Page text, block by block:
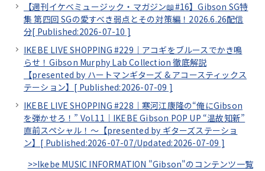
【週刊イケベミュージック・マガジン📖#16】Gibson SG特
集 第四回 SGの愛すべき弱点とその対策編！2026.6.26配信
分[ Published:2026-07-10 ]
IKEBE LIVE SHOPPING #229｜アコギをブルースでかき鳴
らせ！Gibson Murphy Lab Collection 徹底解説
【presented by ハートマンギターズ & アコースティックス
テーション】[ Published:2026-07-09 ]
IKEBE LIVE SHOPPING #228｜寒河江康隆の“俺にGibson
を弾かせろ！” Vol.11｜IKEBE Gibson POP UP “温故知新”
直前スペシャル！～【presented by ギターズステーショ
ン】[ Published:2026-07-07/Updated:2026-07-09 ]
>>Ikebe MUSIC INFORMATION "Gibson"のコンテンツ一覧